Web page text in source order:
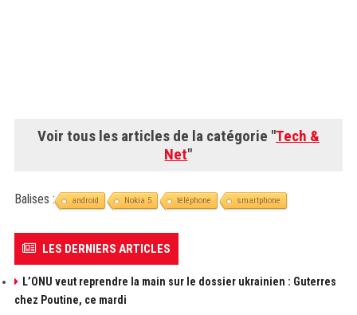
Voir tous les articles de la catégorie "Tech &
Net"
Balises : android Nokia 5 téléphone smartphone
LES DERNIERS ARTICLES
L’ONU veut reprendre la main sur le dossier ukrainien : Guterres
chez Poutine, ce mardi